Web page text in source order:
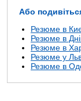
Або
Резюме в
Резюме в
Резюме в
Резюме у
Резюме в